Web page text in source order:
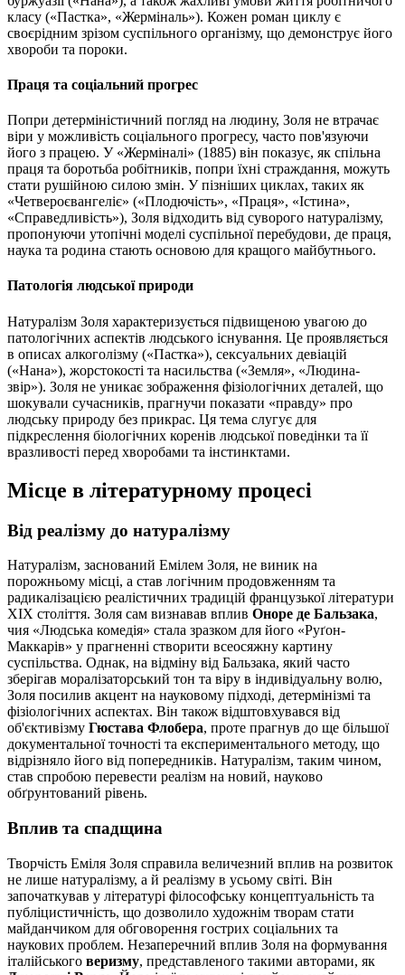
класу («Пастка», «Жерміналь»). Кожен роман циклу є
своєрідним зрізом суспільного організму, що демонструє його
хвороби та пороки.
Праця та соціальний прогрес
Попри детерміністичний погляд на людину, Золя не втрачає
віри у можливість соціального прогресу, часто пов'язуючи
його з працею. У «Жерміналі» (1885) він показує, як спільна
праця та боротьба робітників, попри їхні страждання, можуть
стати рушійною силою змін. У пізніших циклах, таких як
«Четвероєвангеліє» («Плодючість», «Праця», «Істина»,
«Справедливість»), Золя відходить від суворого натуралізму,
пропонуючи утопічні моделі суспільної перебудови, де праця,
наука та родина стають основою для кращого майбутнього.
Патологія людської природи
Натуралізм Золя характеризується підвищеною увагою до
патологічних аспектів людського існування. Це проявляється
в описах алкоголізму («Пастка»), сексуальних девіацій
(«Нана»), жорстокості та насильства («Земля», «Людина-
звір»). Золя не уникає зображення фізіологічних деталей, що
шокували сучасників, прагнучи показати «правду» про
людську природу без прикрас. Ця тема слугує для
підкреслення біологічних коренів людської поведінки та її
вразливості перед хворобами та інстинктами.
Місце в літературному процесі
Від реалізму до натуралізму
Натуралізм, заснований Емілем Золя, не виник на
порожньому місці, а став логічним продовженням та
радикалізацією реалістичних традицій французької літератури
XIX століття. Золя сам визнавав вплив Оноре де Бальзака,
чия «Людська комедія» стала зразком для його «Руґон-
Маккарів» у прагненні створити всеосяжну картину
суспільства. Однак, на відміну від Бальзака, який часто
зберігав моралізаторський тон та віру в індивідуальну волю,
Золя посилив акцент на науковому підході, детермінізмі та
фізіологічних аспектах. Він також відштовхувався від
об'єктивізму Гюстава Флобера, проте прагнув до ще більшої
документальної точності та експериментального методу, що
відрізняло його від попередників. Натуралізм, таким чином,
став спробою перевести реалізм на новий, науково
обґрунтований рівень.
Вплив та спадщина
Творчість Еміля Золя справила величезний вплив на розвиток
не лише натуралізму, а й реалізму в усьому світі. Він
започаткував у літературі філософську концептуальність та
публіцистичність, що дозволило художнім творам стати
майданчиком для обговорення гострих соціальних та
наукових проблем. Незаперечний вплив Золя на формування
італійського веризму, представленого такими авторами, як